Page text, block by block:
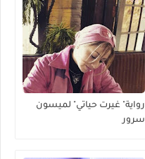
رواية" غيرت حياتي" لميسون
سرور